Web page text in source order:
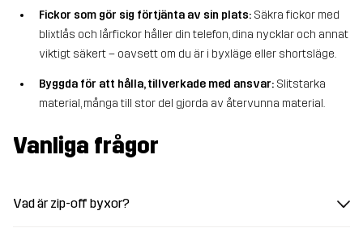
Fickor som gör sig förtjänta av sin plats: Säkra fickor med
blixtlås och lårfickor håller din telefon, dina nycklar och annat
viktigt säkert – oavsett om du är i byxläge eller shortsläge.
Byggda för att hålla, tillverkade med ansvar: Slitstarka
material, många till stor del gjorda av återvunna material.
Vanliga frågor
Vad är zip-off byxor?